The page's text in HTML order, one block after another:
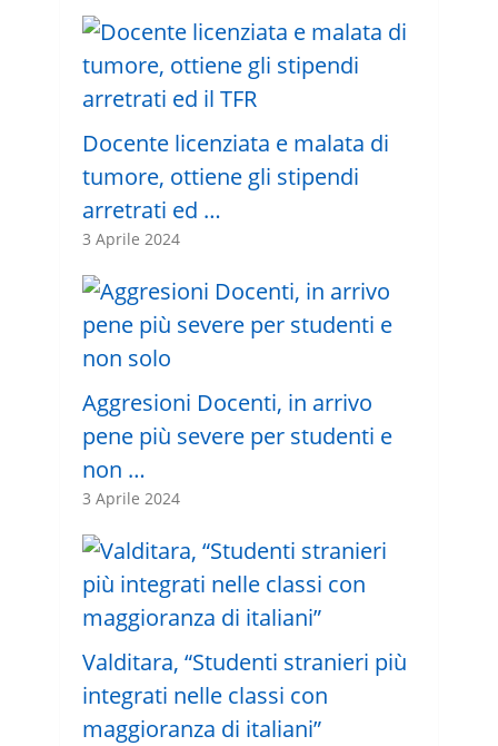
Docente licenziata e malata di
tumore, ottiene gli stipendi
arretrati ed …
3 Aprile 2024
Aggresioni Docenti, in arrivo
pene più severe per studenti e
non …
3 Aprile 2024
Valditara, “Studenti stranieri più
integrati nelle classi con
maggioranza di italiani”